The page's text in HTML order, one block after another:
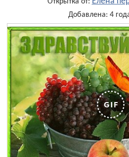
Добавлена: 4